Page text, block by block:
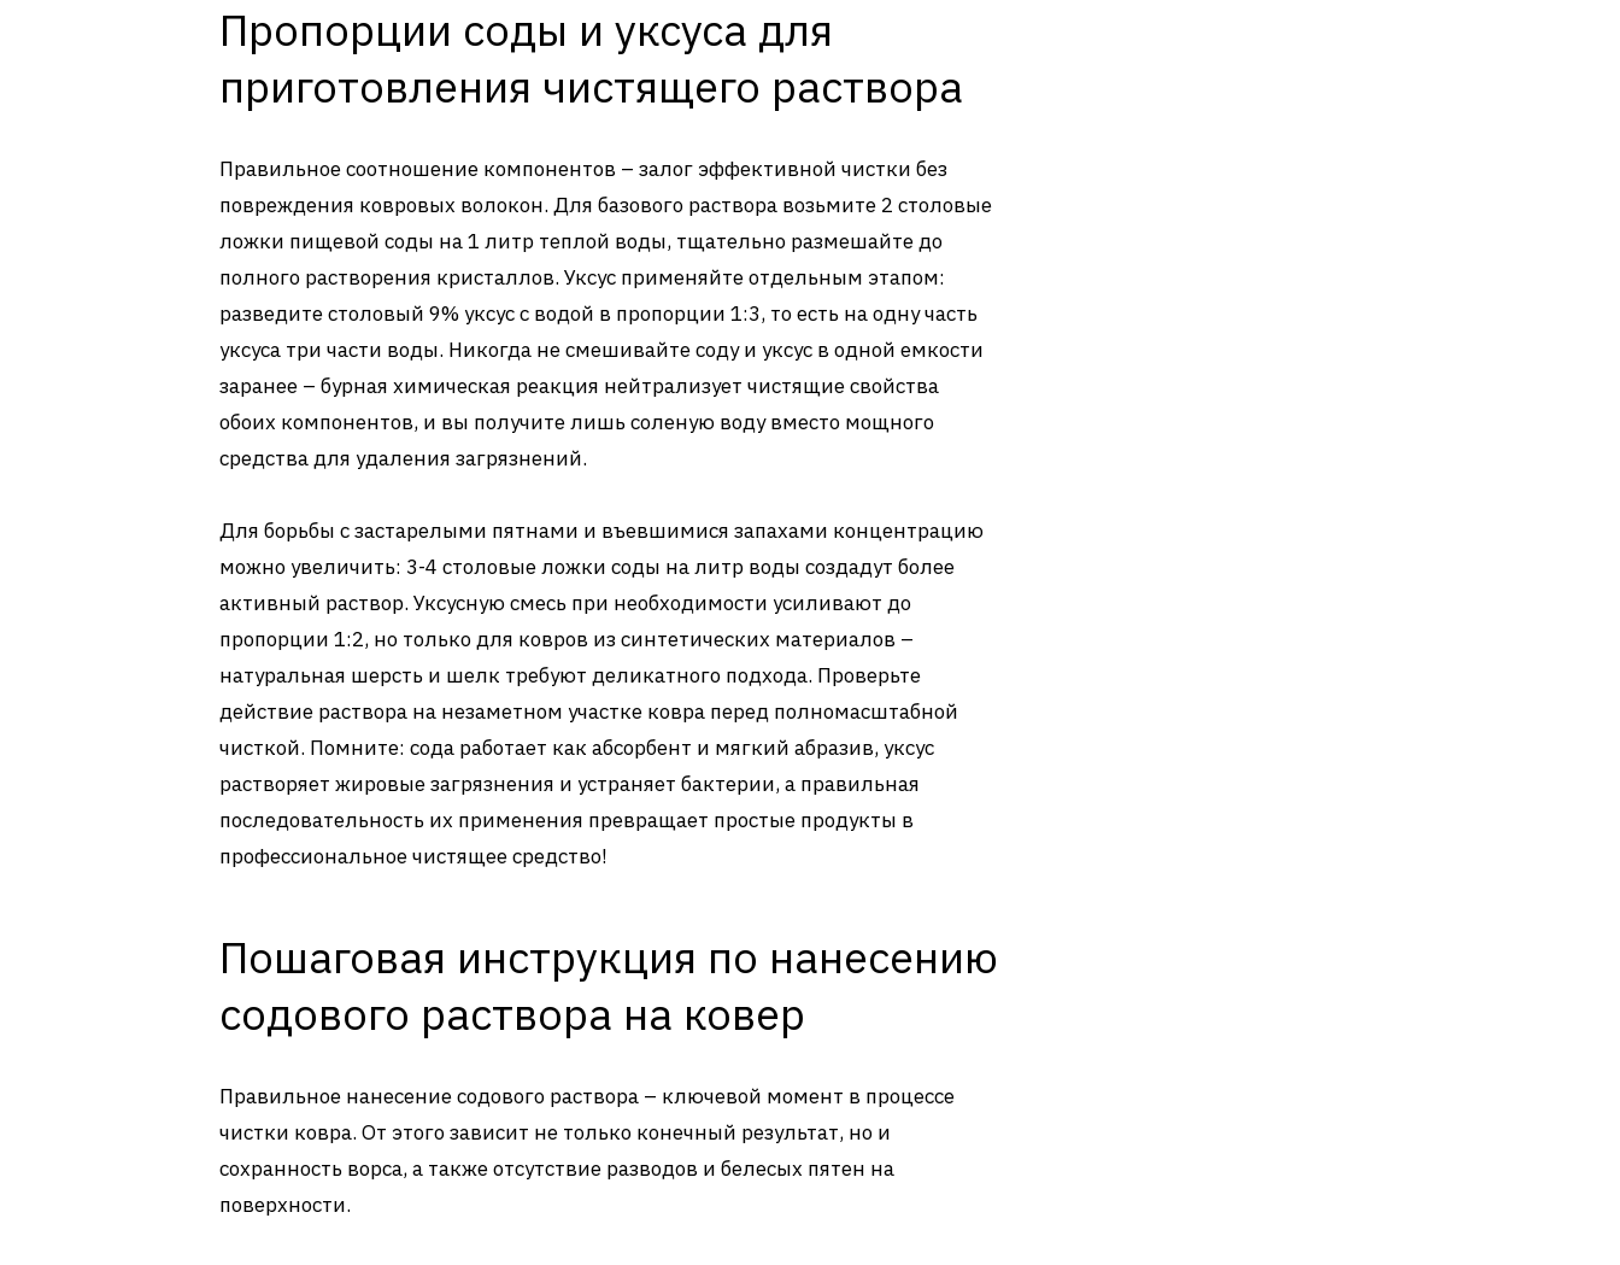
Пропорции соды и уксуса для
приготовления чистящего раствора
Правильное соотношение компонентов – залог эффективной чистки без
повреждения ковровых волокон. Для базового раствора возьмите 2 столовые
ложки пищевой соды на 1 литр теплой воды, тщательно размешайте до
полного растворения кристаллов. Уксус применяйте отдельным этапом:
разведите столовый 9% уксус с водой в пропорции 1:3, то есть на одну часть
уксуса три части воды. Никогда не смешивайте соду и уксус в одной емкости
заранее – бурная химическая реакция нейтрализует чистящие свойства
обоих компонентов, и вы получите лишь соленую воду вместо мощного
средства для удаления загрязнений.
Для борьбы с застарелыми пятнами и въевшимися запахами концентрацию
можно увеличить: 3-4 столовые ложки соды на литр воды создадут более
активный раствор. Уксусную смесь при необходимости усиливают до
пропорции 1:2, но только для ковров из синтетических материалов –
натуральная шерсть и шелк требуют деликатного подхода. Проверьте
действие раствора на незаметном участке ковра перед полномасштабной
чисткой. Помните: сода работает как абсорбент и мягкий абразив, уксус
растворяет жировые загрязнения и устраняет бактерии, а правильная
последовательность их применения превращает простые продукты в
профессиональное чистящее средство!
Пошаговая инструкция по нанесению
содового раствора на ковер
Правильное нанесение содового раствора – ключевой момент в процессе
чистки ковра. От этого зависит не только конечный результат, но и
сохранность ворса, а также отсутствие разводов и белесых пятен на
поверхности.